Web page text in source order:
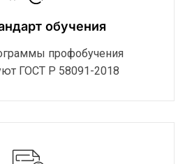
обучения
профобучения
ГОСТ Р 58091-2018